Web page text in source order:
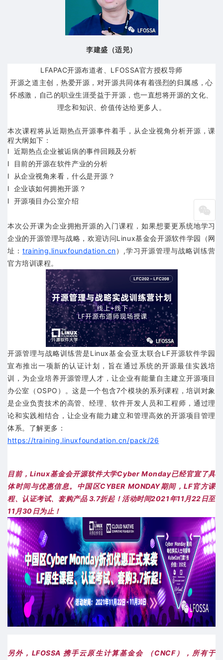
李建盛（适兕）
LFAPAC开源布道者、LFOSSA官方授权导师
开源之道主创，热爱开源，对开源共同体有着强烈的归属感，心
怀感激，自己的职业生涯受益于开源，也一直想将开源的文化、
理念和知识、价值传达给更多人。
本次课程将从近期热点开源事件着手，从企业视角分析开源，课
程大纲如下：
l 近期热点企业被诟病的事件回顾及分析
l 目前的开源在软件产业的分析
l 从企业视角来看，什么是开源？
l 企业该如何拥抱开源？
l 开源项目办公室介绍
本次公开课为企业拥抱开源的入门课程，如果想要更系统地学习
企业的开源管理与战略，欢迎访问Linux基金会开源软件学园（网
址：training.linuxfoundation.cn）,学习开源管理与战略训练营
官方培训课程。
开源管理与战略训练营是Linux基金会亚太联合LF开源软件学园
宣布推出一项新的认证计划，旨在通过系统的开源最佳实践培
训，为企业培养开源管理人才，让企业有能量自主建立开源项目
办公室（OSPO）。这是一个包含7个模块的系列课程，培训对象
是企业负责技术的高管、经理、软件开发人员和工程师，通过理
论和实践相结合，让企业有能力建立和管理高效的开源项目管理
体系。 了解更多：
https://training.linuxfoundation.cn/pack/26
目前，Linux基金会开源软件大学Cyber Monday已经官宣了具
体时间与优惠信息。中国区CYBER MONDAY期间，LF官方课
程、认证考试、套购产品 3.7折起！活动时间2021年11月22日至
11月30日为止！
另外，LFOSSA 携手云原生计算基金会 （CNCF），所有于